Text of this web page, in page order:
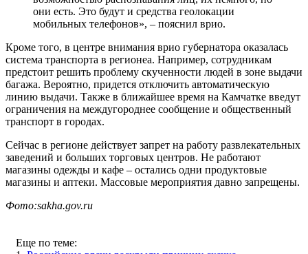
они есть. Это будут и средства геолокации
мобильных телефонов», – пояснил врио.
Кроме того, в центре внимания врио губернатора оказалась
система транспорта в регионеа. Например, сотрудникам
предстоит решить проблему скученности людей в зоне выдачи
багажа. Вероятно, придется отключить автоматическую
линию выдачи. Также в ближайшее время на Камчатке введут
ограничения на междугороднее сообщение и общественный
транспорт в городах.
Сейчас в регионе действует запрет на работу развлекательных
заведений и больших торговых центров. Не работают
магазины одежды и кафе – остались одни продуктовые
магазины и аптеки. Массовые мероприятия давно запрещены.
Фото:sakha.gov.ru
Еще по теме: